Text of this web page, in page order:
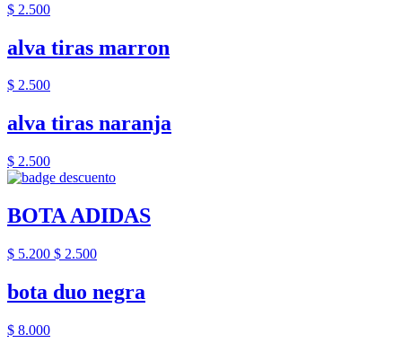
$ 2.500
alva tiras marron
$ 2.500
alva tiras naranja
$ 2.500
BOTA ADIDAS
$ 5.200 $ 2.500
bota duo negra
$ 8.000